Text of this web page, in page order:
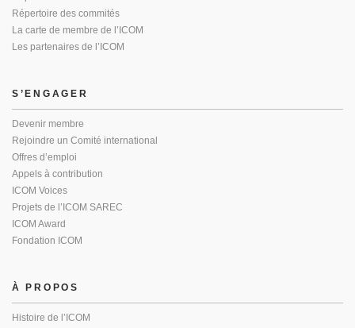
Répertoire des commités
La carte de membre de l’ICOM
Les partenaires de l’ICOM
S’ENGAGER
Devenir membre
Rejoindre un Comité international
Offres d’emploi
Appels à contribution
ICOM Voices
Projets de l’ICOM SAREC
ICOM Award
Fondation ICOM
À PROPOS
Histoire de l’ICOM